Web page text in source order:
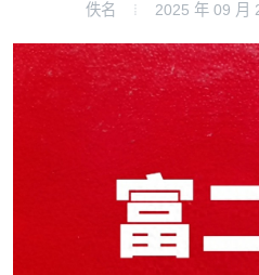
佚名 2025 年 09 月